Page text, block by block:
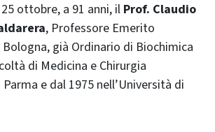
25 ottobre, a 91 anni, il Prof. Claudio
, Professore Emerito
già Ordinario di Biochimica
di Medicina e Chirurgia
e dal 1975 nell’Università di